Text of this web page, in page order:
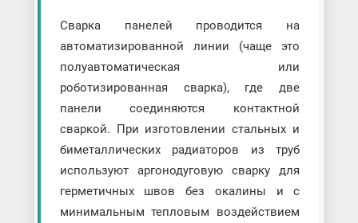
Сварка панелей проводится на
автоматизированной линии (чаще это
полуавтоматическая или
роботизированная сварка), где две
панели соединяются контактной
сваркой. При изготовлении стальных и
биметаллических радиаторов из труб
используют аргонодуговую сварку для
герметичных швов без окалины и с
минимальным тепловым воздействием